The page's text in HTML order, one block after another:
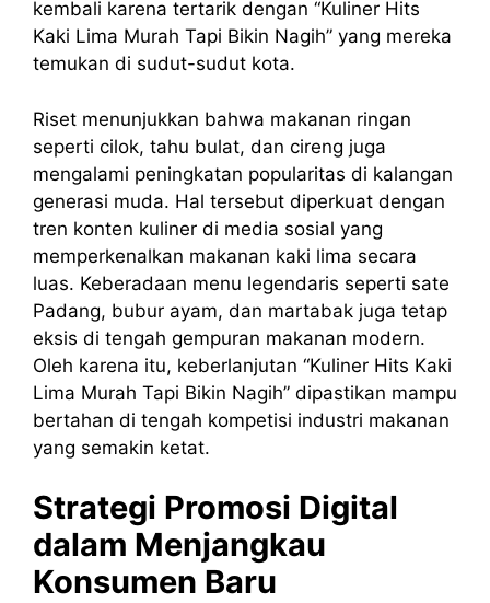
kembali karena tertarik dengan “Kuliner Hits
Kaki Lima Murah Tapi Bikin Nagih” yang mereka
temukan di sudut-sudut kota.
Riset menunjukkan bahwa makanan ringan
seperti cilok, tahu bulat, dan cireng juga
mengalami peningkatan popularitas di kalangan
generasi muda. Hal tersebut diperkuat dengan
tren konten kuliner di media sosial yang
memperkenalkan makanan kaki lima secara
luas. Keberadaan menu legendaris seperti sate
Padang, bubur ayam, dan martabak juga tetap
eksis di tengah gempuran makanan modern.
Oleh karena itu, keberlanjutan “Kuliner Hits Kaki
Lima Murah Tapi Bikin Nagih” dipastikan mampu
bertahan di tengah kompetisi industri makanan
yang semakin ketat.
Strategi Promosi Digital
dalam Menjangkau
Konsumen Baru